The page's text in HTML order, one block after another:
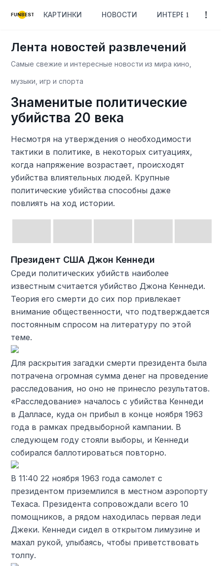
FUNBEST КАРТИНКИ НОВОСТИ ИНТЕРЕСНОЕ
Лента новостей развлечений
Самые свежие и интересные новости из мира кино,
музыки, игр и спорта
Знаменитые политические
убийства 20 века
Несмотря на утверждения о необходимости
тактики в политике, в некоторых ситуациях,
когда напряжение возрастает, происходят
убийства влиятельных людей. Крупные
политические убийства способны даже
повлиять на ход истории.
Президент США Джон Кеннеди
Среди политических убийств наиболее
известным считается убийство Джона Кеннеди.
Теория его смерти до сих пор привлекает
внимание общественности, что подтверждается
постоянным спросом на литературу по этой
теме.
Для раскрытия загадки смерти президента была
потрачена огромная сумма денег на проведение
расследования, но оно не принесло результатов.
«Расследование» началось с убийства Кеннеди
в Далласе, куда он прибыл в конце ноября 1963
года в рамках предвыборной кампании. В
следующем году стояли выборы, и Кеннеди
собирался баллотироваться повторно.
В 11:40 22 ноября 1963 года самолет с
президентом приземлился в местном аэропорту
Техаса. Президента сопровождали всего 10
помощников, а рядом находилась первая леди
Джеки. Кеннеди сидел в открытом лимузине и
махал рукой, улыбаясь, чтобы приветствовать
толпу.